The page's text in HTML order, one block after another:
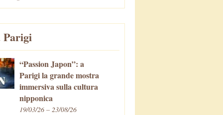
Parigi
“Passion Japon”: a
Parigi la grande mostra
immersiva sulla cultura
nipponica
19/03/26 – 23/08/26